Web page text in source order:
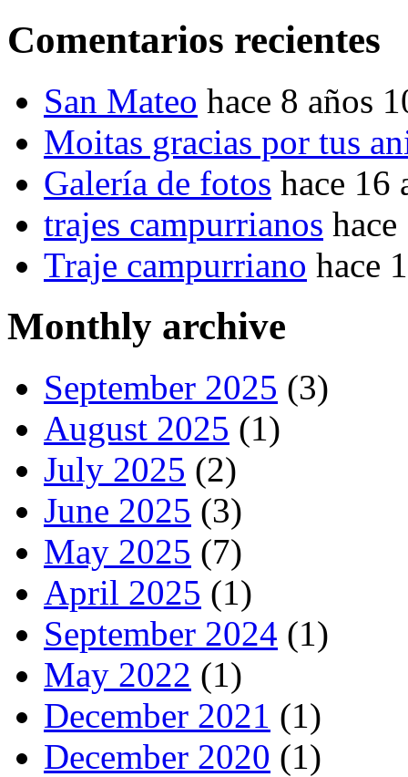
Comentarios recientes
San Mateo hace 8 años
Moitas gracias por tus
Galería de fotos hace 16
trajes campurrianos
Traje campurriano hace
Monthly archive
September 2025 (3)
August 2025 (1)
July 2025 (2)
June 2025 (3)
May 2025 (7)
April 2025 (1)
September 2024 (1)
May 2022 (1)
December 2021 (1)
December 2020 (1)